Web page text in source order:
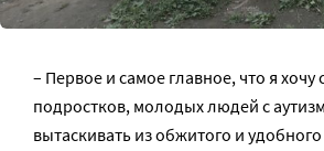
– Первое и самое главное, что я хочу
подростков, молодых людей с
вытаскивать из обжитого и